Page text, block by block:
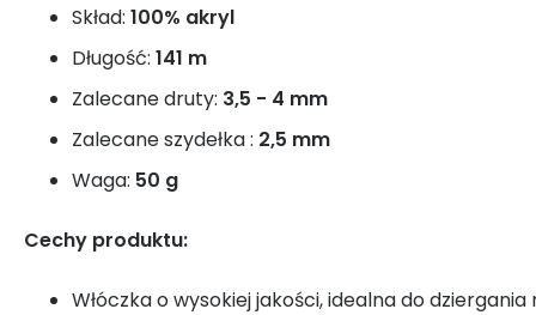
Skład: 100% akryl
Długość: 141 m
Zalecane druty: 3,5 - 4 mm
Zalecane szydełka : 2,5 mm
Waga: 50 g
Cechy produktu:
Włóczka o wysokiej jakości, idealna do